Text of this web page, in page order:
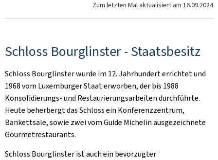
Zum letzten Mal aktualisiert am 16.09.2024
Schloss Bourglinster - Staatsbesitz
Schloss Bourglinster wurde im 12. Jahrhundert errichtet und
1968 vom Luxemburger Staat erworben, der bis 1988
Konsolidierungs- und Restaurierungsarbeiten durchführte.
Heute beherbergt das Schloss ein Konferenzzentrum,
Bankettsäle, sowie zwei vom Guide Michelin ausgezeichnete
Gourmetrestaurants.
Schloss Bourglinster ist auch ein bevorzugter